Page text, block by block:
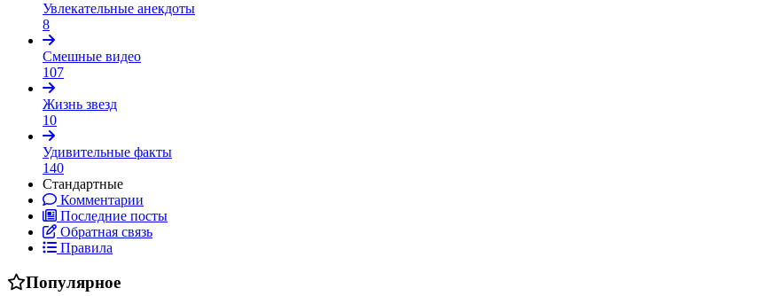
Увлекательные анекдоты
8
Смешные видео
107
Жизнь звезд
10
Удивительные факты
140
Стандартные
Комментарии
Последние посты
Обратная связь
Правила
Популярное